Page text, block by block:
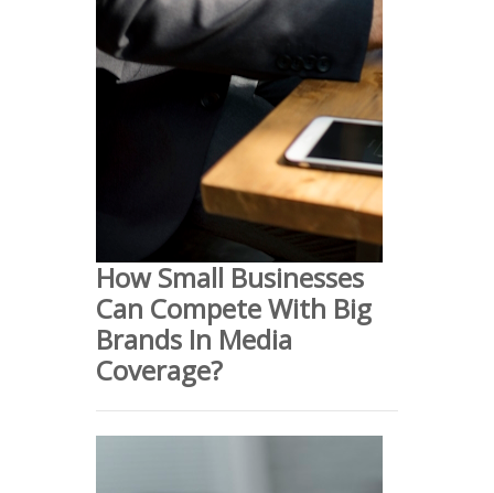
How Small Businesses
Can Compete With Big
Brands In Media
Coverage?